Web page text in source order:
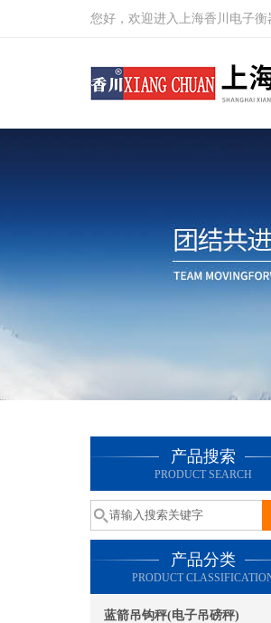
您好，欢迎进入上海香川电子衡
产品搜索
PRODUCT SEARCH
产品分类
PRODUCT
蓝箭吊钩秤(电子吊磅秤)